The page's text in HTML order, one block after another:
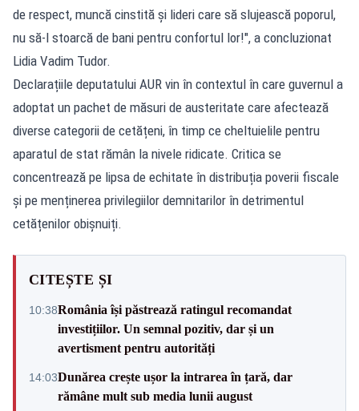
de respect, muncă cinstită și lideri care să slujească poporul,
nu să-l stoarcă de bani pentru confortul lor!", a concluzionat
Lidia Vadim Tudor.
Declarațiile deputatului AUR vin în contextul în care guvernul a
adoptat un pachet de măsuri de austeritate care afectează
diverse categorii de cetățeni, în timp ce cheltuielile pentru
aparatul de stat rămân la nivele ridicate. Critica se
concentrează pe lipsa de echitate în distribuția poverii fiscale
și pe menținerea privilegiilor demnitarilor în detrimentul
cetățenilor obișnuiți.
CITEȘTE ȘI
10:38România își păstrează ratingul recomandat
investițiilor. Un semnal pozitiv, dar și un
avertisment pentru autorități
14:03Dunărea crește ușor la intrarea în țară, dar
rămâne mult sub media lunii august